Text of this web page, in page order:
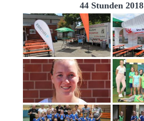
44 Stunden 2018